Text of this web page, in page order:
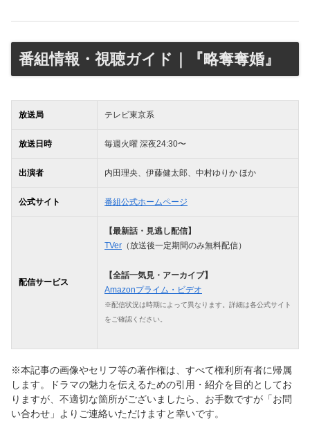
番組情報・視聴ガイド｜『略奪奪婚』
放送局 テレビ東京系
放送日時 毎週火曜 深夜24:30〜
出演者 内田理央、伊藤健太郎、中村ゆりか ほか
公式サイト 番組公式ホームページ
配信サービス
【最新話・見逃し配信】
TVer （放送後一定期間のみ無料配信）
【全話一気見・アーカイブ】
Amazonプライム・ビデオ
※配信状況は時期によって異なります。詳細は各公式サイト
をご確認ください。
※本記事の画像やセリフ等の著作権は、すべて権利所有者に帰属
します。ドラマの魅力を伝えるための引用・紹介を目的としてお
りますが、不適切な箇所がございましたら、お手数ですが「お問
い合わせ」よりご連絡いただけますと幸いです。